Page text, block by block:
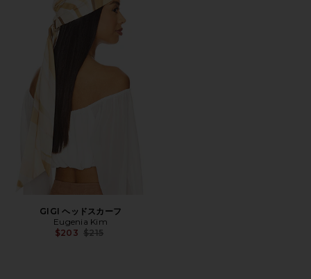
GIGI ヘッドスカーフ
Eugenia Kim
$203 Previous price:
$215